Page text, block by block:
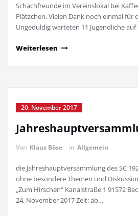
Schachfreunde im Vereinslokal bei
Plätzchen. Vielen Dank noch einmal für
Ungeduldig warteten 11 Jugendliche
Weiterlesen
20. November 2017
Von Klaus Böse in Allgemein
die Jahreshauptversammlung des SC
ohne besondere Themen und
„Zum Hirschen“ Kanalstraße 1 91572
24. November 2017 Zeit: ab…